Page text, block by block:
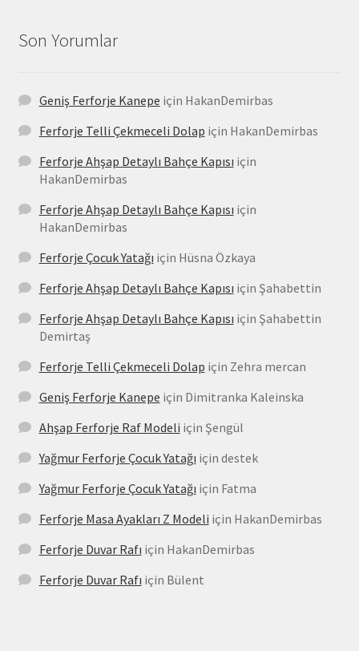
Son Yorumlar
Geniş Ferforje Kanepe için HakanDemirbas
Ferforje Telli Çekmeceli Dolap için HakanDemirbas
Ferforje Ahşap Detaylı Bahçe Kapısı için
HakanDemirbas
Ferforje Ahşap Detaylı Bahçe Kapısı için
HakanDemirbas
Ferforje Çocuk Yatağı için Hüsna Özkaya
Ferforje Ahşap Detaylı Bahçe Kapısı için Şahabettin
Ferforje Ahşap Detaylı Bahçe Kapısı için Şahabettin
Demirtaş
Ferforje Telli Çekmeceli Dolap için Zehra mercan
Geniş Ferforje Kanepe için Dimitranka Kaleinska
Ahşap Ferforje Raf Modeli için Şengül
Yağmur Ferforje Çocuk Yatağı için destek
Yağmur Ferforje Çocuk Yatağı için Fatma
Ferforje Masa Ayakları Z Modeli için HakanDemirbas
Ferforje Duvar Rafı için HakanDemirbas
Ferforje Duvar Rafı için Bülent